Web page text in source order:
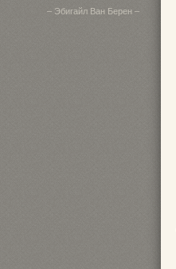
– Эбигайл Ван Берен –